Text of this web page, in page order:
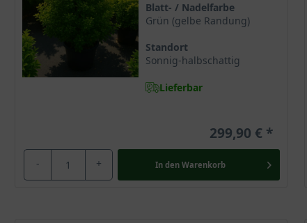
Blatt- / Nadelfarbe
Grün (gelbe Randung)
Standort
Sonnig-halbschattig
Lieferbar
299,90 €
- + In den Warenkorb